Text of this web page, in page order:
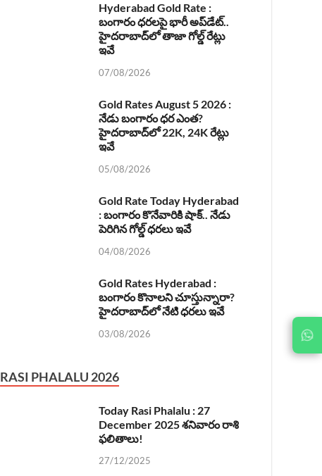
JOIN
US ON
Hyderabad Gold Rate :
బంగారం ధరలపై భారీ అప్‌డేట్..
హైదరాబాద్‌లో తాజా గోల్డ్ రేట్లు
ఇవే
07/08/2026
Gold Rates August 5 2026 :
నేడు బంగారం ధర ఎంత?
హైదరాబాద్‌లో 22K, 24K రేట్లు
ఇవే
05/08/2026
Gold Rate Today Hyderabad
: బంగారం కొనేవారికి షాక్.. నేడు
పెరిగిన గోల్డ్ ధరలు ఇవే
04/08/2026
Gold Rates Hyderabad :
బంగారం కొనాలని చూస్తున్నారా?
హైదరాబాద్‌లో నేటి ధరలు ఇవే
03/08/2026
RASI PHALALU 2026
Today Rasi Phalalu : 27
December 2025 శనివారం రాశి
ఫలితాలు!
27/12/2025